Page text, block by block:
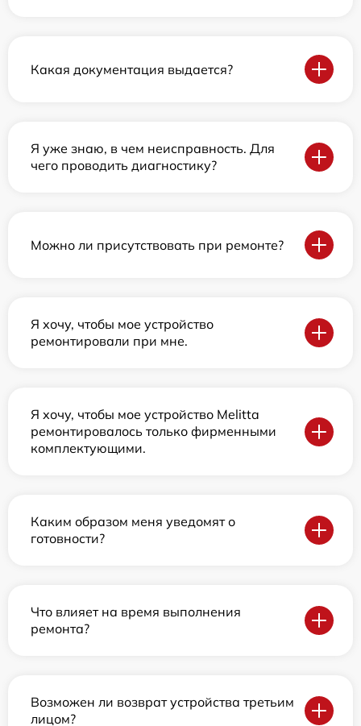
Какая документация выдается?
Я уже знаю, в чем неисправность. Для
чего проводить диагностику?
Можно ли присутствовать при ремонте?
Я хочу, чтобы мое устройство
ремонтировали при мне.
Я хочу, чтобы мое устройство Melitta
ремонтировалось только фирменными
комплектующими.
Каким образом меня уведомят о
готовности?
Что влияет на время выполнения
ремонта?
Возможен ли возврат устройства третьим
лицом?